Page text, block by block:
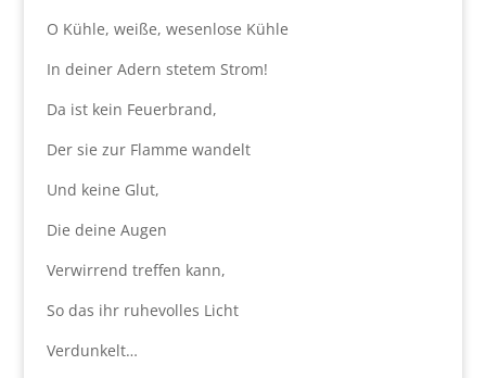
O Kühle, weiße, wesenlose Kühle
In deiner Adern stetem Strom!
Da ist kein Feuerbrand,
Der sie zur Flamme wandelt
Und keine Glut,
Die deine Augen
Verwirrend treffen kann,
So das ihr ruhevolles Licht
Verdunkelt…